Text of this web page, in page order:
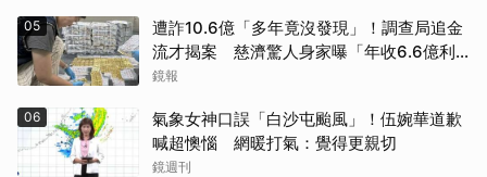
05
遭詐10.6億「多年竟沒發現」！調查局追金
流才揭案 慈濟驚人身家曝「年收6.6億利
息」
鏡報
06
氣象女神口誤「白沙屯颱風」！伍婉華道歉
喊超懊惱 網暖打氣：覺得更親切
鏡週刊